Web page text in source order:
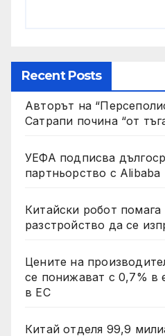
Recent Posts
Авторът на
Сатрапи почина “от
УЕФА подписва
партньорство с Alibaba
Китайски робот
разстройство да се
Цените на
се понижават с 0,7% в
в ЕС
Китай отделя 99,9